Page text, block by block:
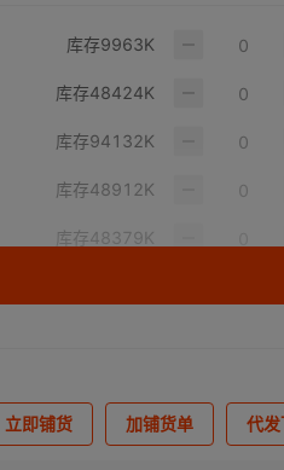
库存9963K
库存48424K
库存94132K
库存48912K
库存48379K
立即铺货 加铺货单 代